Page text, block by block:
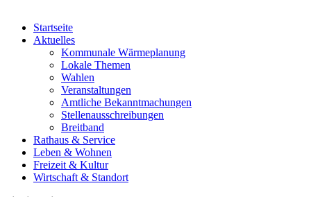
Startseite
Aktuelles
Kommunale Wärmeplanung
Lokale Themen
Wahlen
Veranstaltungen
Amtliche Bekanntmachungen
Stellenausschreibungen
Breitband
Rathaus & Service
Leben & Wohnen
Freizeit & Kultur
Wirtschaft & Standort